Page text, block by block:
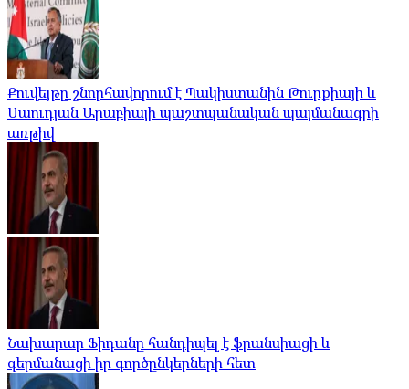
Քուվեյթը շնորհավորում է Պակիստանին Թուրքիայի և
Սաուդյան Արաբիայի պաշտպանական պայմանագրի
առթիվ
Նախարար Ֆիդանը հանդիպել է ֆրանսիացի և
գերմանացի իր գործընկերների հետ